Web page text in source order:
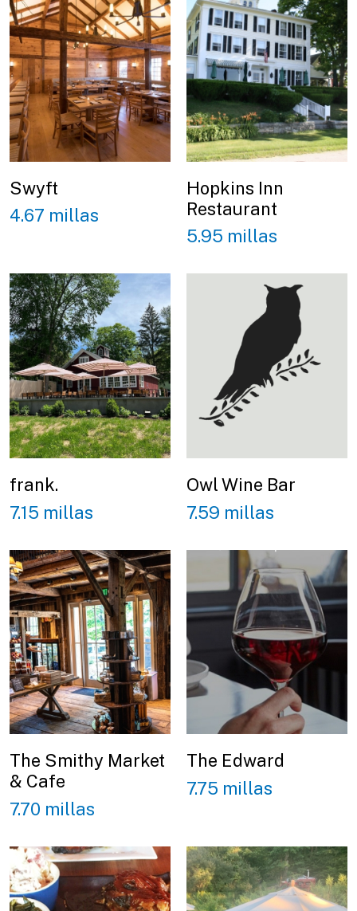
Swyft
4.67 millas
Hopkins Inn
Restaurant
5.95 millas
frank.
7.15 millas
Owl Wine Bar
7.59 millas
The Smithy Market
& Cafe
7.70 millas
The Edward
7.75 millas